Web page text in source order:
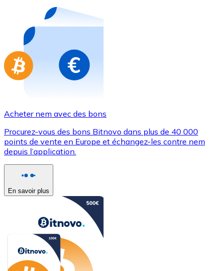
Nouveau
Achetez des cartes-cadeaux de vos marques
Aller à la boutique de cartes-cadeaux
Acheter nem avec des bons
Procurez-vous des bons Bitnovo dans plus de 40 000
points de vente en Europe et échangez-les contre nem
depuis l’application.
En savoir plus